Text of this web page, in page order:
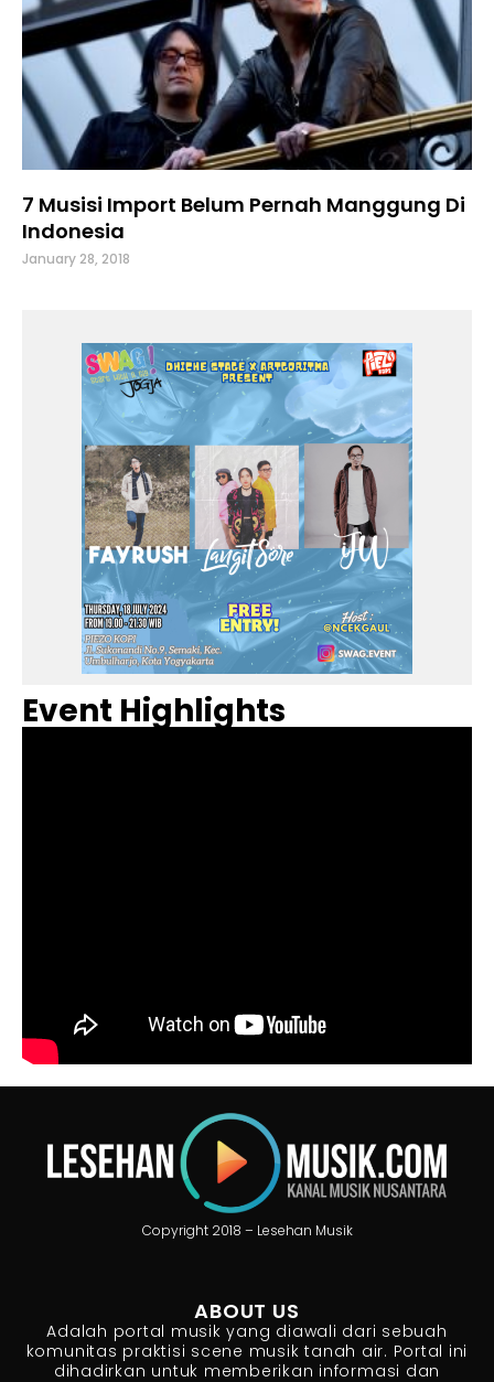
7 Musisi Import Belum Pernah Manggung Di
Indonesia
January 28, 2018
Event Highlights
Copyright 2018 – Lesehan Musik
ABOUT US
Adalah portal musik yang diawali dari sebuah
komunitas praktisi scene musik tanah air. Portal ini
dihadirkan untuk memberikan informasi dan